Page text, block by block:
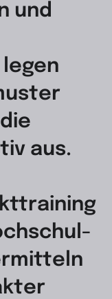
und
aus.